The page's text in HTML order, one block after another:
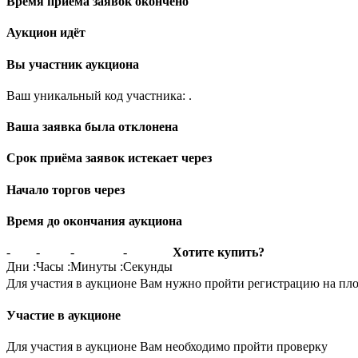
Аукцион идёт
Вы участник аукциона
Ваш уникальный код участника: .
Ваша заявка была отклонена
Срок приёма заявок истекает через
Начало торгов через
Время до окончания аукциона
-
Дни :
-
Часы :
-
Минуты :
-
Секунды
Хотите купить?
Для участия в аукционе Вам нужно пройти регистрацию на
Участие в аукционе
Для участия в аукционе Вам необходимо пройти проверку